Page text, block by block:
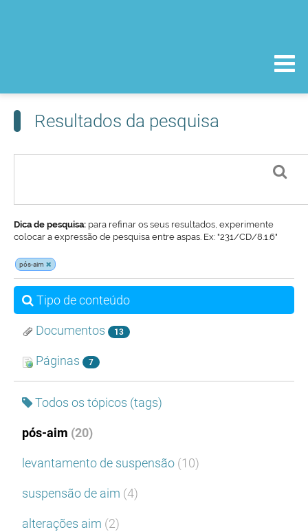
Resultados da pesquisa
Dica de pesquisa: para refinar os seus resultados, experimente
colocar a expressão de pesquisa entre aspas. Ex: "231/CD/8.1.6"
pós-aim
Tipo de conteúdo
Documentos 13
Páginas 7
Todos os tópicos (tags)
pós-aim (20)
levantamento de suspensão (10)
suspensão de aim (4)
alterações aim (2)